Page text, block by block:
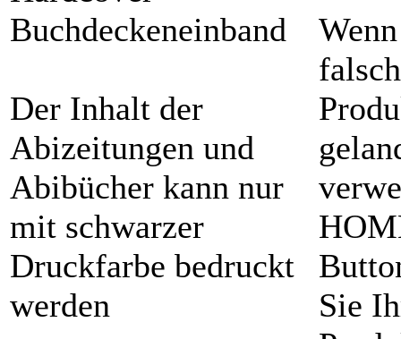
Buchdeckeneinband
Der Inhalt der
Abizeitungen und
Abibücher kann nur
mit schwarzer
Druckfarbe bedruckt
werden
Sie